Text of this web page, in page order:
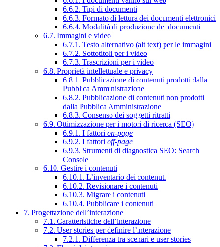
6.6.2. Tipi di documenti
6.6.3. Formato di lettura dei documenti elettronici
6.6.4. Modalità di produzione dei documenti
6.7. Immagini e video
6.7.1. Testo alternativo (alt text) per le immagini
6.7.2. Sottotitoli per i video
6.7.3. Trascrizioni per i video
6.8. Proprietà intellettuale e privacy
6.8.1. Pubblicazione di contenuti prodotti dalla
Pubblica Amministrazione
6.8.2. Pubblicazione di contenuti non prodotti
dalla Pubblica Amministrazione
6.8.3. Consenso dei soggetti ritratti
6.9. Ottimizzazione per i motori di ricerca (SEO)
6.9.1. I fattori on-page
6.9.2. I fattori off-page
6.9.3. Strumenti di diagnostica SEO: Search
Console
6.10. Gestire i contenuti
6.10.1. L’inventario dei contenuti
6.10.2. Revisionare i contenuti
6.10.3. Migrare i contenuti
6.10.4. Pubblicare i contenuti
7. Progettazione dell’interazione
7.1. Caratteristiche dell’interazione
7.2. User stories per definire l’interazione
7.2.1. Differenza tra scenari e user stories